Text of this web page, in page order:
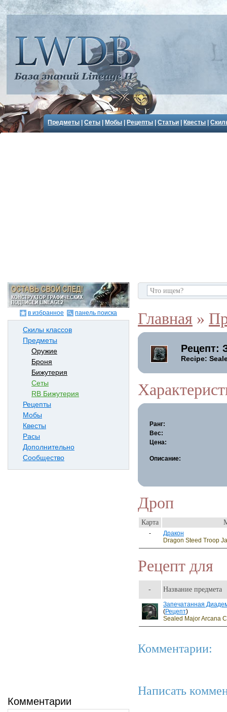
Предметы |Сеты Мобы Рецепты |Статьи Квесты |
в избранное панель поиска
Скилы классов
Предметы
Оружие
Броня
Бижутерия
Сеты
RB Бижутерия
Рецепты
Мобы
Квесты
Расы
Дополнительно
Сообщество
Комментарии
Главная »
Рецепт:
Recipe:
Ранг:
Вес:
Цена:
Описание:
Дроп
Карта
-
Дракон
Dragon Steed Troop
Рецепт для
- Название предмета
Запечатанная
(Рецепт)
Sealed Major Arcana
Комментарии:
Написать